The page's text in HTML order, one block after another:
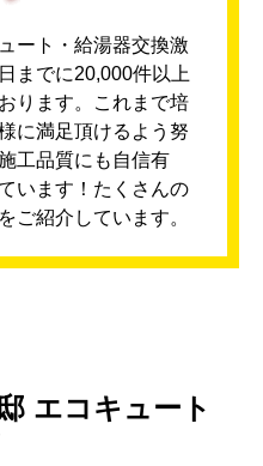
ート・給湯器交換激
までに20,000件以上
ります。これまで培
に満足頂けるよう努
工品質にも自信有
います！たくさんの
ご紹介しています。
エコキュート